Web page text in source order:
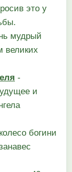
это у
мудрый
великих
-
и
богини